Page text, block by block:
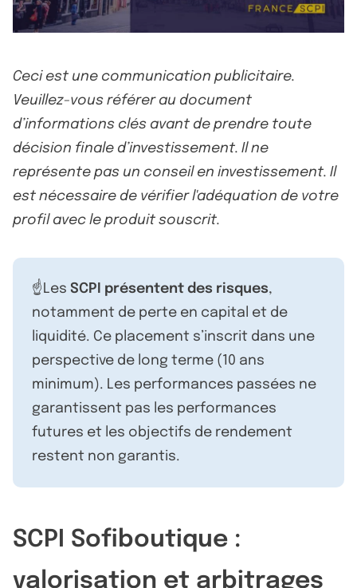
Ceci est une communication publicitaire.
Veuillez-vous référer au document
d’informations clés avant de prendre toute
décision finale d’investissement. Il ne
représente pas un conseil en investissement. Il
est nécessaire de vérifier l'adéquation de votre
profil avec le produit souscrit.
☝️Les SCPI présentent des risques,
notamment de perte en capital et de
liquidité. Ce placement s’inscrit dans une
perspective de long terme (10 ans
minimum). Les performances passées ne
garantissent pas les performances
futures et les objectifs de rendement
restent non garantis.
SCPI Sofiboutique :
valorisation et arbitrages